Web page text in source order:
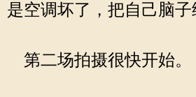
是空调坏了，把自己脑子
第二场拍摄很快开始。